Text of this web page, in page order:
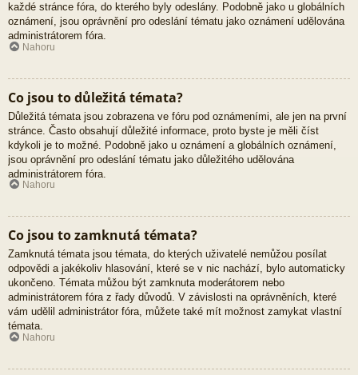
každé stránce fóra, do kterého byly odeslány. Podobně jako u globálních
oznámení, jsou oprávnění pro odeslání tématu jako oznámení udělována
administrátorem fóra.
Nahoru
Co jsou to důležitá témata?
Důležitá témata jsou zobrazena ve fóru pod oznámeními, ale jen na první
stránce. Často obsahují důležité informace, proto byste je měli číst
kdykoli je to možné. Podobně jako u oznámení a globálních oznámení,
jsou oprávnění pro odeslání tématu jako důležitého udělována
administrátorem fóra.
Nahoru
Co jsou to zamknutá témata?
Zamknutá témata jsou témata, do kterých uživatelé nemůžou posílat
odpovědi a jakékoliv hlasování, které se v nic nachází, bylo automaticky
ukončeno. Témata můžou být zamknuta moderátorem nebo
administrátorem fóra z řady důvodů. V závislosti na oprávněních, které
vám udělil administrátor fóra, můžete také mít možnost zamykat vlastní
témata.
Nahoru